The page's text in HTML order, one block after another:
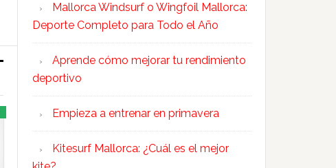
Mallorca Windsurf o Wingfoil Mallorca:
Deporte Completo para Todo el Año
Aprende cómo mejorar tu rendimiento
deportivo
Empieza a entrenar en primavera
Kitesurf Mallorca: ¿Cuál es el mejor